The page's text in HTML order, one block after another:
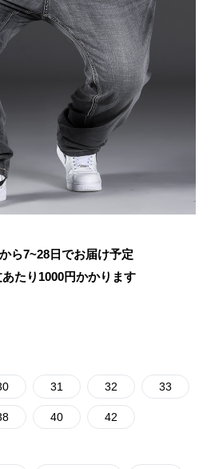
ら7~28日でお届け予定
たり 1000円かかります
31 32 33
40 42